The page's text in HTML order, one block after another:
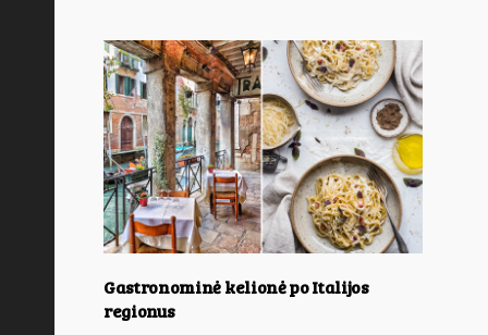
Gastronominė kelionė po Italijos
regionus